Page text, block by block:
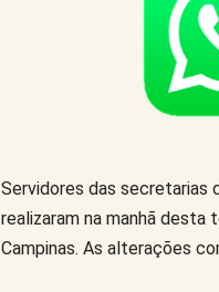
Servidores das secretarias
realizaram na manhã
Campinas. As alterações